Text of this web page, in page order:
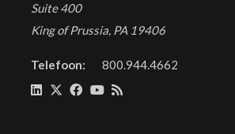
Suite 400
King of Prussia, PA 19406
Telefoon: 800.944.4662